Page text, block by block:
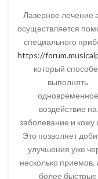
Лазерное лечение
осуществляется
специального
https://
который
выполнять
одновременное
воздействие на
заболевание и кожу
Это позволяет
улучшения уже
несколько приемов,
более быстрые